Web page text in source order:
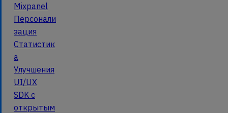
Mixpanel
Персонали
зация
Статистик
а
Улучшения
UI/UX
SDK с
открытым